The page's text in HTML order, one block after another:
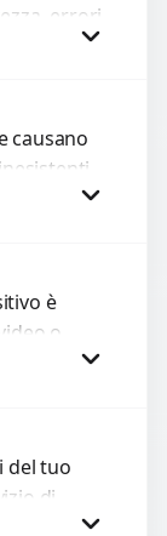
errori
causano
è
o
porte
del tuo
di